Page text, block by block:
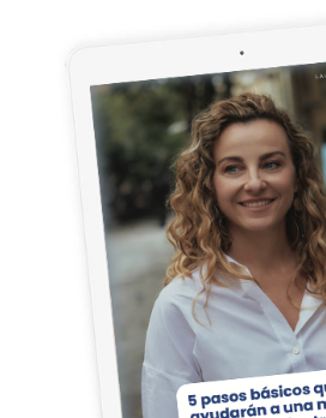
QUIERO EL PLAN SANA Y